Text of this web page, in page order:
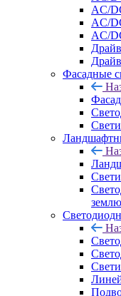
AC/
AC/
AC/
Фасадные
землю